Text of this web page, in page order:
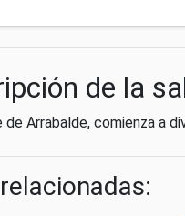
de la
de Arrabalde, comienza a